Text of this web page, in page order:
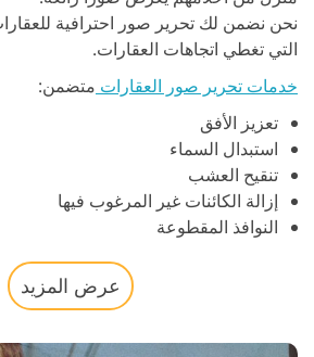
نحن نضمن لك تحرير صور احترافية
التي تغطي اتجاهات العقارات.
خدمات تحرير صور العقارات متضمن:
تعزيز الأفق
استبدال السماء
تنقيح العشب
إزالة الكائنات غير المرغوب فيها
النوافذ المقطوعة
عرض المزيد